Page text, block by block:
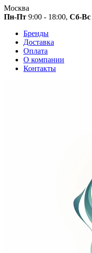
Москва
Пн-Пт 9:00 - 18:00, Сб-Вс
Бренды
Доставка
Оплата
О компании
Контакты